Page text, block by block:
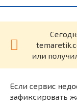
или
Если сервис
зафиксировать